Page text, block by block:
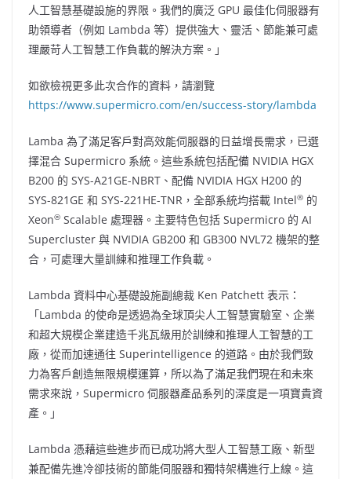
人工智慧基礎設施的界限。我們的廣泛 GPU 最佳化伺服器有
助領導者（例如 Lambda 等）提供強大、靈活、節能兼可處
理嚴苛人工智慧工作負載的解決方案。」
如欲檢視更多此次合作的資料，請瀏覽
https://www.supermicro.com/en/success-story/lambda
Lamba 為了滿足客戶對高效能伺服器的日益增長需求，已選
擇混合 Supermicro 系統。這些系統包括配備 NVIDIA HGX
B200 的 SYS-A21GE-NBRT、配備 NVIDIA HGX H200 的
SYS-821GE 和 SYS-221HE-TNR，全部系統均搭載 Intel® 的
Xeon® Scalable 處理器。主要特色包括 Supermicro 的 AI
Supercluster 與 NVIDIA GB200 和 GB300 NVL72 機架的整
合，可處理大量訓練和推理工作負載。
Lambda 資料中心基礎設施副總裁 Ken Patchett 表示：
「Lambda 的使命是透過為全球頂尖人工智慧實驗室、企業
和超大規模企業建造千兆瓦級用於訓練和推理人工智慧的工
廠，從而加速通往 Superintelligence 的道路。由於我們致
力為客戶創造無限規模運算，所以為了滿足我們現在和未來
需求來說，Supermicro 伺服器產品系列的深度是一項寶貴資
產。」
Lambda 憑藉這些進步而已成功將大型人工智慧工廠、新型
兼配備先進冷卻技術的節能伺服器和獨特架構進行上線。這